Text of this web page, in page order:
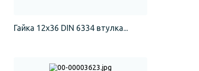
Гайка 12х36 DIN 6334 втулка...